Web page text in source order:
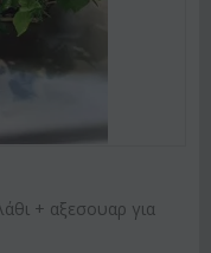
+ αξεσουαρ για